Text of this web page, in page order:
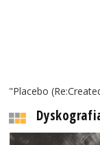
"Placebo